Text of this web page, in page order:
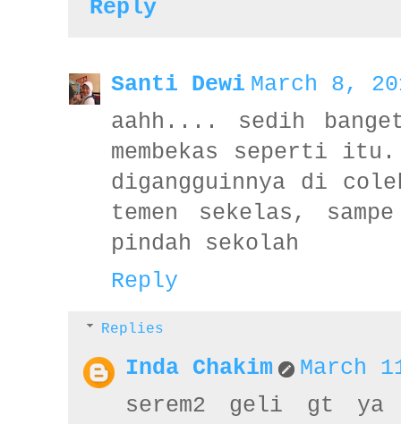
Reply
Santi Dewi March 8,
aahh.... sedih
membekas seperti
digangguinnya di
temen sekelas,
pindah sekolah
Reply
Replies
Inda Chakim
March
serem2 geli gt ya